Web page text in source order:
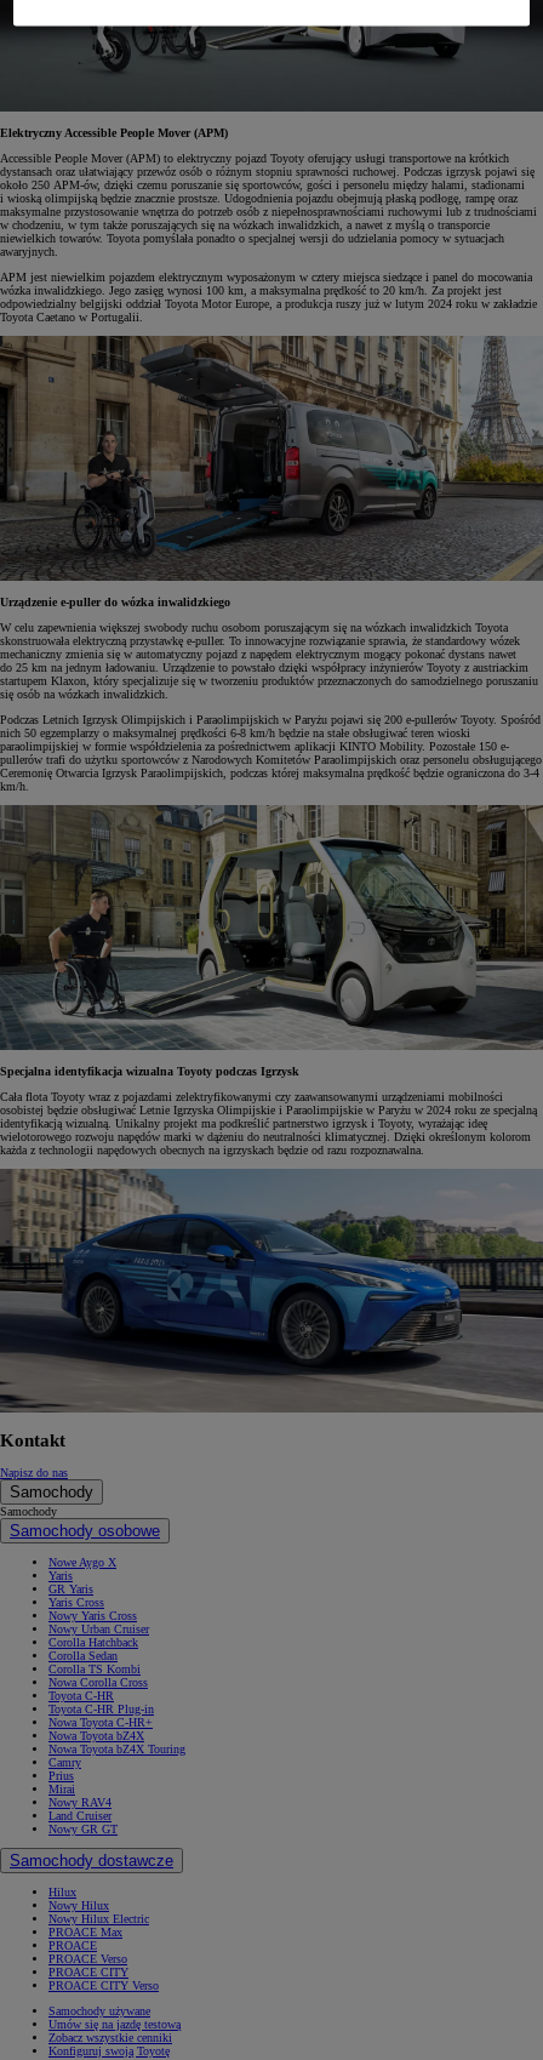
Elektryczny Accessible People Mover (APM)
Accessible People Mover (APM) to elektryczny pojazd Toyoty oferujący usługi transportowe na krótkich
dystansach oraz ułatwiający przewóz osób o różnym stopniu sprawności ruchowej. Podczas igrzysk pojawi się
około 250 APM-ów, dzięki czemu poruszanie się sportowców, gości i personelu między halami, stadionami
i wioską olimpijską będzie znacznie prostsze. Udogodnienia pojazdu obejmują płaską podłogę, rampę oraz
maksymalne przystosowanie wnętrza do potrzeb osób z niepełnosprawnościami ruchowymi lub z trudnościami
w chodzeniu, w tym także poruszających się na wózkach inwalidzkich, a nawet z myślą o transporcie
niewielkich towarów. Toyota pomyślała ponadto o specjalnej wersji do udzielania pomocy w sytuacjach
awaryjnych.
APM jest niewielkim pojazdem elektrycznym wyposażonym w cztery miejsca siedzące i panel do mocowania
wózka inwalidzkiego. Jego zasięg wynosi 100 km, a maksymalna prędkość to 20 km/h. Za projekt jest
odpowiedzialny belgijski oddział Toyota Motor Europe, a produkcja ruszy już w lutym 2024 roku w zakładzie
Toyota Caetano w Portugalii.
Urządzenie e-puller do wózka inwalidzkiego
W celu zapewnienia większej swobody ruchu osobom poruszającym się na wózkach inwalidzkich Toyota
skonstruowała elektryczną przystawkę e-puller. To innowacyjne rozwiązanie sprawia, że standardowy wózek
mechaniczny zmienia się w automatyczny pojazd z napędem elektrycznym mogący pokonać dystans nawet
do 25 km na jednym ładowaniu. Urządzenie to powstało dzięki współpracy inżynierów Toyoty z austriackim
startupem Klaxon, który specjalizuje się w tworzeniu produktów przeznaczonych do samodzielnego poruszaniu
się osób na wózkach inwalidzkich.
Podczas Letnich Igrzysk Olimpijskich i Paraolimpijskich w Paryżu pojawi się 200 e-pullerów Toyoty. Spośród
nich 50 egzemplarzy o maksymalnej prędkości 6-8 km/h będzie na stałe obsługiwać teren wioski
paraolimpijskiej w formie współdzielenia za pośrednictwem aplikacji KINTO Mobility. Pozostałe 150 e-
pullerów trafi do użytku sportowców z Narodowych Komitetów Paraolimpijskich oraz personelu obsługującego
Ceremonię Otwarcia Igrzysk Paraolimpijskich, podczas której maksymalna prędkość będzie ograniczona do 3-4
km/h.
Specjalna identyfikacja wizualna Toyoty podczas Igrzysk
Cała flota Toyoty wraz z pojazdami zelektryfikowanymi czy zaawansowanymi urządzeniami mobilności
osobistej będzie obsługiwać Letnie Igrzyska Olimpijskie i Paraolimpijskie w Paryżu w 2024 roku ze specjalną
identyfikacją wizualną. Unikalny projekt ma podkreślić partnerstwo igrzysk i Toyoty, wyrażając ideę
wielotorowego rozwoju napędów marki w dążeniu do neutralności klimatycznej. Dzięki określonym kolorom
każda z technologii napędowych obecnych na igrzyskach będzie od razu rozpoznawalna.
Kontakt
Napisz do nas
Samochody
Samochody
Samochody osobowe
Nowe Aygo X
Yaris
GR Yaris
Yaris Cross
Nowy Yaris Cross
Nowy Urban Cruiser
Corolla Hatchback
Corolla Sedan
Corolla TS Kombi
Nowa Corolla Cross
Toyota C-HR
Toyota C-HR Plug-in
Nowa Toyota C-HR+
Nowa Toyota bZ4X
Nowa Toyota bZ4X Touring
Camry
Prius
Mirai
Nowy RAV4
Land Cruiser
Nowy GR GT
Samochody dostawcze
Hilux
Nowy Hilux
Nowy Hilux Electric
PROACE Max
PROACE
PROACE Verso
PROACE CITY
PROACE CITY Verso
Samochody używane
Umów się na jazdę testową
Zobacz wszystkie cenniki
Konfiguruj swoją Toyotę